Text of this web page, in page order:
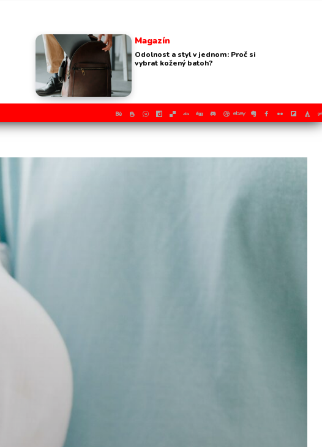
Magazín
Odolnost a styl v jednom: Proč si
vybrat kožený batoh?